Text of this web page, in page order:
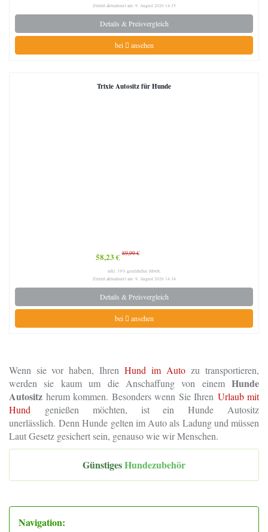
Zuletzt aktualisiert am: 9. August 2026 14:35
Details & Preisvergleich
bei ansehen
Trixie Autositz für Hunde
58,23 €89,99 €
inkl. 19% gesetzlicher MwSt.
Zuletzt aktualisiert am: 9. August 2026 14:34
Details & Preisvergleich
bei ansehen
Wenn sie vor haben, IhrenHund im Autozu transportieren,
werden sie kaum um die Anschaffung von einem Hunde
Autositz herum kommen. Besonders wenn Sie Ihren Urlaub mit
Hund genießen möchten, ist ein Hunde Autositz
unerlässlich. Denn Hunde gelten im Auto als Ladung und müssen
Laut Gesetz gesichert sein, genauso wie wir Menschen.
GünstigesHundezubehör
Navigation: